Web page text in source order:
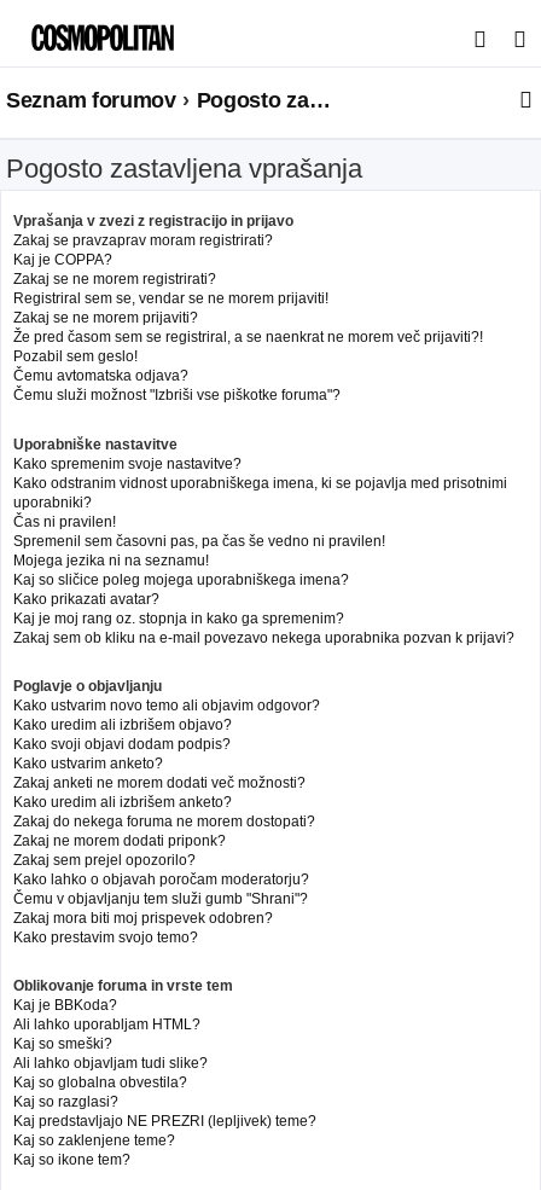
s
a
Seznam forumov Pogosto zastavljena vprašanja
Pogosto zastavljena vprašanja
Vprašanja v zvezi z registracijo in prijavo
Zakaj se pravzaprav moram registrirati?
Kaj je COPPA?
Zakaj se ne morem registrirati?
Registriral sem se, vendar se ne morem prijaviti!
Zakaj se ne morem prijaviti?
Že pred časom sem se registriral, a se naenkrat ne morem več prijaviti?!
Pozabil sem geslo!
Čemu avtomatska odjava?
Čemu služi možnost "Izbriši vse piškotke foruma"?
Uporabniške nastavitve
Kako spremenim svoje nastavitve?
Kako odstranim vidnost uporabniškega imena, ki se pojavlja med prisotnimi
uporabniki?
Čas ni pravilen!
Spremenil sem časovni pas, pa čas še vedno ni pravilen!
Mojega jezika ni na seznamu!
Kaj so sličice poleg mojega uporabniškega imena?
Kako prikazati avatar?
Kaj je moj rang oz. stopnja in kako ga spremenim?
Zakaj sem ob kliku na e-mail povezavo nekega uporabnika pozvan k prijavi?
Poglavje o objavljanju
Kako ustvarim novo temo ali objavim odgovor?
Kako uredim ali izbrišem objavo?
Kako svoji objavi dodam podpis?
Kako ustvarim anketo?
Zakaj anketi ne morem dodati več možnosti?
Kako uredim ali izbrišem anketo?
Zakaj do nekega foruma ne morem dostopati?
Zakaj ne morem dodati priponk?
Zakaj sem prejel opozorilo?
Kako lahko o objavah poročam moderatorju?
Čemu v objavljanju tem služi gumb "Shrani"?
Zakaj mora biti moj prispevek odobren?
Kako prestavim svojo temo?
Oblikovanje foruma in vrste tem
Kaj je BBKoda?
Ali lahko uporabljam HTML?
Kaj so smeški?
Ali lahko objavljam tudi slike?
Kaj so globalna obvestila?
Kaj so razglasi?
Kaj predstavljajo NE PREZRI (lepljivek) teme?
Kaj so zaklenjene teme?
Kaj so ikone tem?